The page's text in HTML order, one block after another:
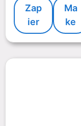
Zap
ier
Ma
ke